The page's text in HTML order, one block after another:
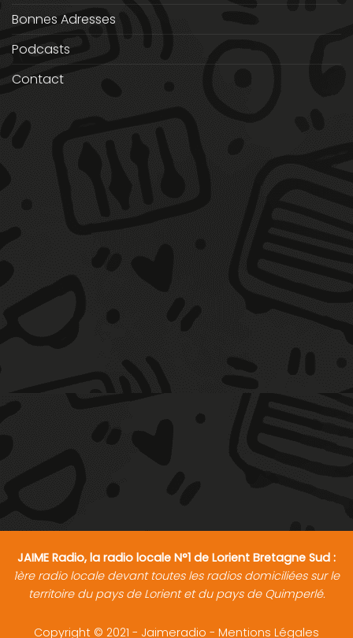
Bonnes Adresses
Podcasts
Contact
JAIME Radio, la radio locale N°1 de Lorient Bretagne Sud :
1ère radio locale devant toutes les radios domiciliées sur le
territoire du pays de Lorient et du pays de Quimperlé.
Copyright © 2021 - Jaimeradio - Mentions Légales